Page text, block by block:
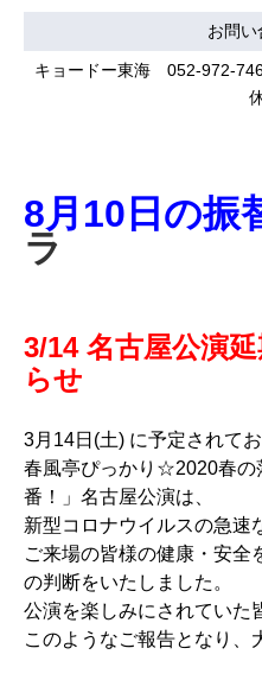
お問い
キョードー東海 052-972-
8月10日の振
ラ
3/14 名古屋公演
らせ
3月14日(土) に予定されてお
春風亭ぴっかり☆2020春
番！」名古屋公演は、
新型コロナウイルスの急速
ご来場の皆様の健康・安全
の判断をいたしました。
公演を楽しみにされていた
このようなご報告となり、